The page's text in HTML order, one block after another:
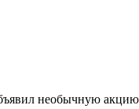
необычную